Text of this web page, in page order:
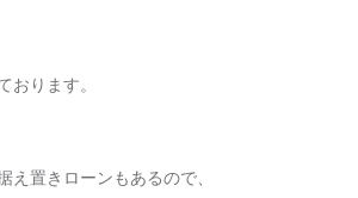
おります。
え置きローンもあるので、